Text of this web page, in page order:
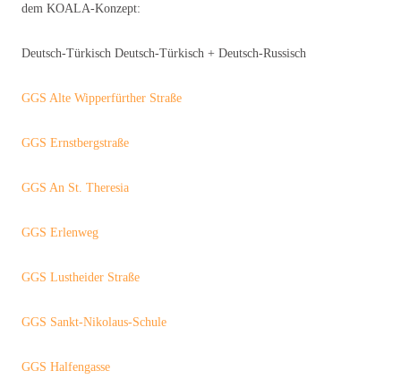
dem KOALA-Konzept:
Deutsch-Türkisch Deutsch-Türkisch + Deutsch-Russisch
GGS Alte Wipperfürther Straße
GGS Ernstbergstraße
GGS An St. Theresia
GGS Erlenweg
GGS Lustheider Straße
GGS Sankt-Nikolaus-Schule
GGS Halfengasse